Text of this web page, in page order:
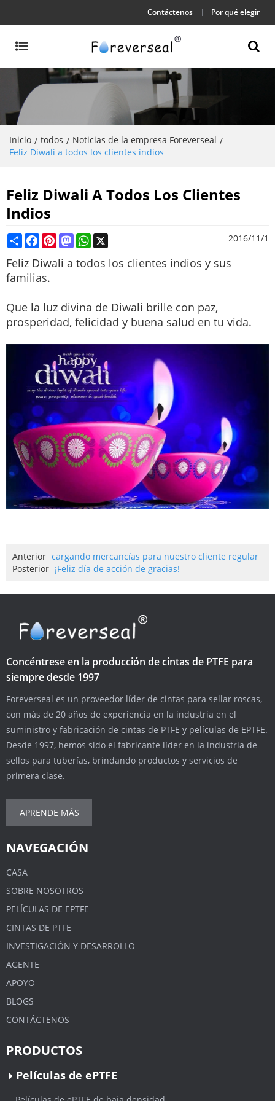
Contáctenos Por qué elegir
Inicio / todos / Noticias de la empresa Foreverseal /
Feliz Diwali a todos los clientes indios
Feliz Diwali A Todos Los Clientes
Indios
ShareFacebook
PinterestMastodonWhatsApp 2016/11/1
Feliz Diwali a todos los clientes indios y sus
familias.
Que la luz divina de Diwali brille con paz,
prosperidad, felicidad y buena salud en tu vida.
Anterior cargando mercancías para nuestro cliente regular
Posterior ¡Feliz día de acción de gracias!
Concéntrese en la producción de cintas de PTFE para
siempre desde 1997
Foreverseal es un proveedor líder de cintas para sellar roscas,
con más de 20 años de experiencia en la industria en el
suministro y fabricación de cintas de PTFE y películas de EPTFE.
Desde 1997, hemos sido el fabricante líder en la industria de
sellos para tuberías, brindando productos y servicios de
primera clase.
APRENDE MÁS
NAVEGACIÓN
CASA
SOBRE NOSOTROS
PELÍCULAS DE EPTFE
CINTAS DE PTFE
INVESTIGACIÓN Y DESARROLLO
AGENTE
APOYO
BLOGS
CONTÁCTENOS
PRODUCTOS
Películas de ePTFE